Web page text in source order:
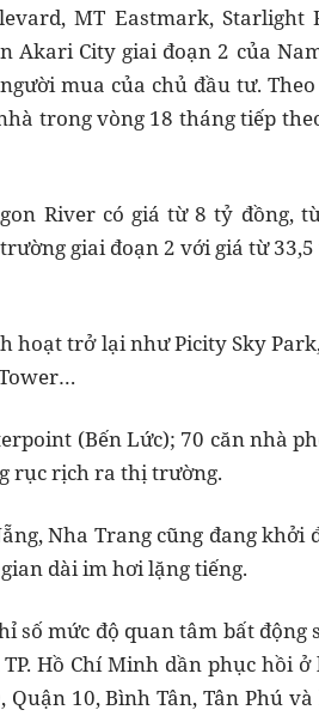
MT Eastmark,
Akari City giai đoạn 2 của
mua của chủ đầu tư.
trong vòng 18 tháng tiếp
River có giá từ 8 tỷ đồng,
giai đoạn 2 với giá từ
hoạt trở lại như Picity Sky
(Bến Lức); 70 căn nhà
rục rịch ra thị trường.
Nha Trang cũng đang
dài im hơi lặng tiếng.
số mức độ quan tâm bất
Hồ Chí Minh dần phục hồi
10, Bình Tân, Tân Phú